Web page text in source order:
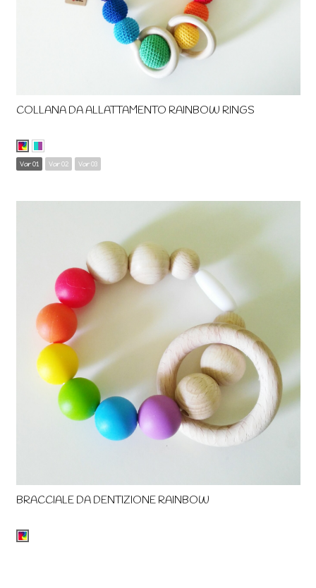
COLLANA DA ALLATTAMENTO RAINBOW RINGS
Var 01 Var 02 Var 03
BRACCIALE DA DENTIZIONE RAINBOW